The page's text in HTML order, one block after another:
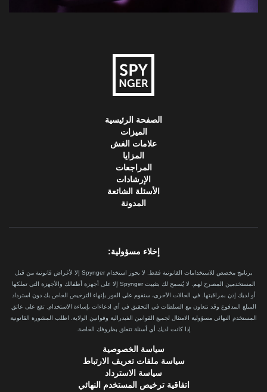
الصفحة الرئيسية
الميزات
علامات الغش
المزايا
المراجعات
الإرشادات
الأسئلة الشائعة
المدونة
إخلاء مسؤولية:
برنامج مخصص للاستخدامات القانونية فقط. لا يجوز استخدام Spynger إلا لأغراض قانونية من قبل
المستخدمين المصرح لهم. لا يُسمح لك بتثبيت Spynger إلا على أجهزة أطفالك والأجهزة التي تملكها
أو لديك إذن بمراقبتها. في الحالات الأخرى، سنقوم على الفور بإنهاء الترخيص الخاص بك دون استرداد
المبلغ المدفوع وقد نتعاون مع السلطات في التحقيق في أي ادعاءات بإساءة الاستخدام. تقع على عاتق
المستخدم النهائي مسؤولية الامتثال لجميع القوانين الفيدرالية وقوانين الولاية. اطلب المشورة القانونية
إذا كانت لديك أي أسئلة تتعلق بظروفك الخاصة.
سياسة الخصوصية
سياسة ملفات تعريف الارتباط
سياسة الاسترداد
اتفاقية ترخيص المستخدم النهائي